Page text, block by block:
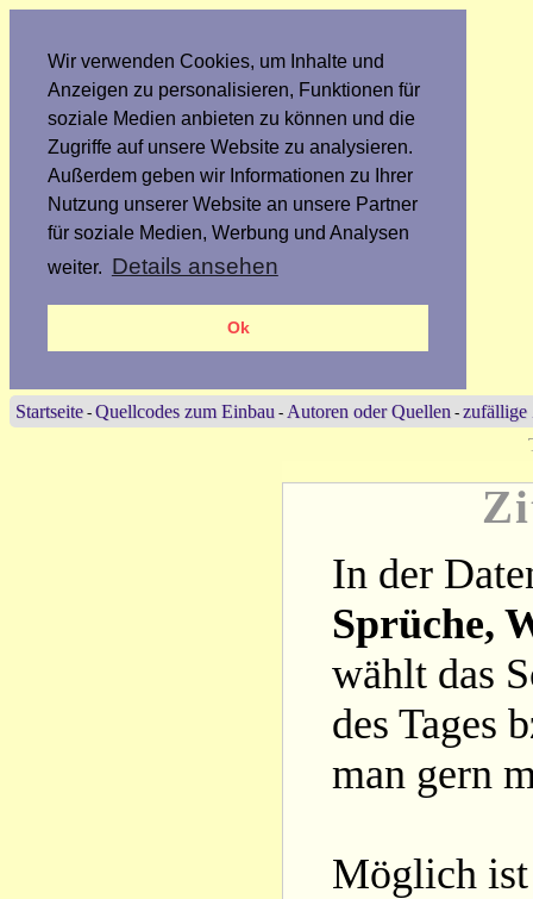
Wir verwenden Cookies, um Inhalte und
Anzeigen zu personalisieren, Funktionen für
soziale Medien anbieten zu können und die
Zugriffe auf unsere Website zu analysieren.
Außerdem geben wir Informationen zu Ihrer
Nutzung unserer Website an unsere Partner
für soziale Medien, Werbung und Analysen
weiter. Details ansehen
Ok
Startseite - Quellcodes zum Einbau - Autoren oder Quellen - zufällige
In der
Sprüche,
wählt das
des Tages
man gern
Möglich ist